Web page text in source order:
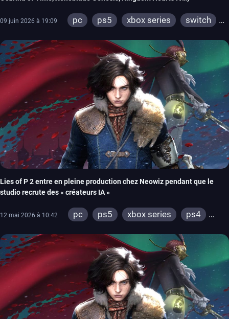
09 juin 2026 à 19:09 pc ps5 xbox series
switch
xbox one
wiiu 3ds
ps3
xbox 360
wii switch 2
Lies of P 2 entre en pleine production chez Neowiz pendant que le
studio recrute des « créateurs IA »
12 mai 2026 à 10:42 pc ps5 xbox series
ps4